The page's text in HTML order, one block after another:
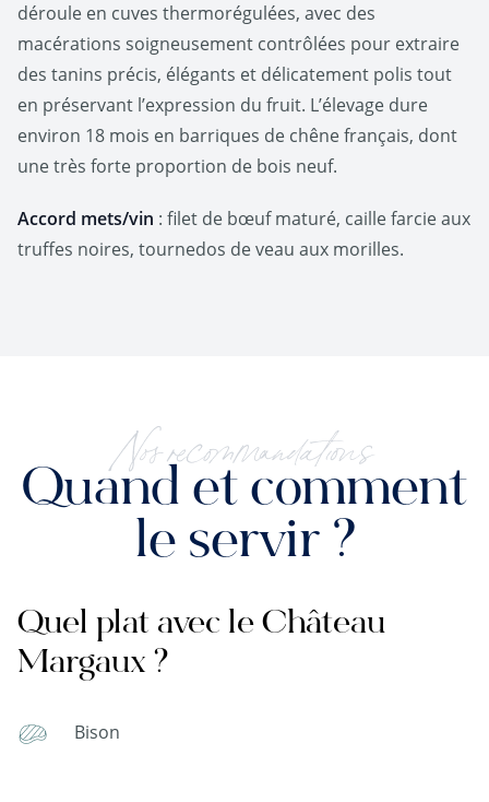
déroule en cuves thermorégulées, avec des
macérations soigneusement contrôlées pour extraire
des tanins précis, élégants et délicatement polis tout
en préservant l’expression du fruit. L’élevage dure
environ 18 mois en barriques de chêne français, dont
une très forte proportion de bois neuf.
Accord mets/vin : filet de bœuf maturé, caille farcie aux
truffes noires, tournedos de veau aux morilles.
Nos recommandations
Quand et comment
le servir ?
Quel plat avec le Château
Margaux ?
Bison